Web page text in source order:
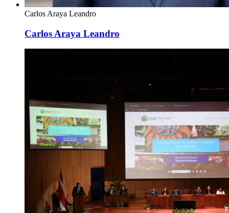
Carlos Araya Leandro
Carlos Araya Leandro